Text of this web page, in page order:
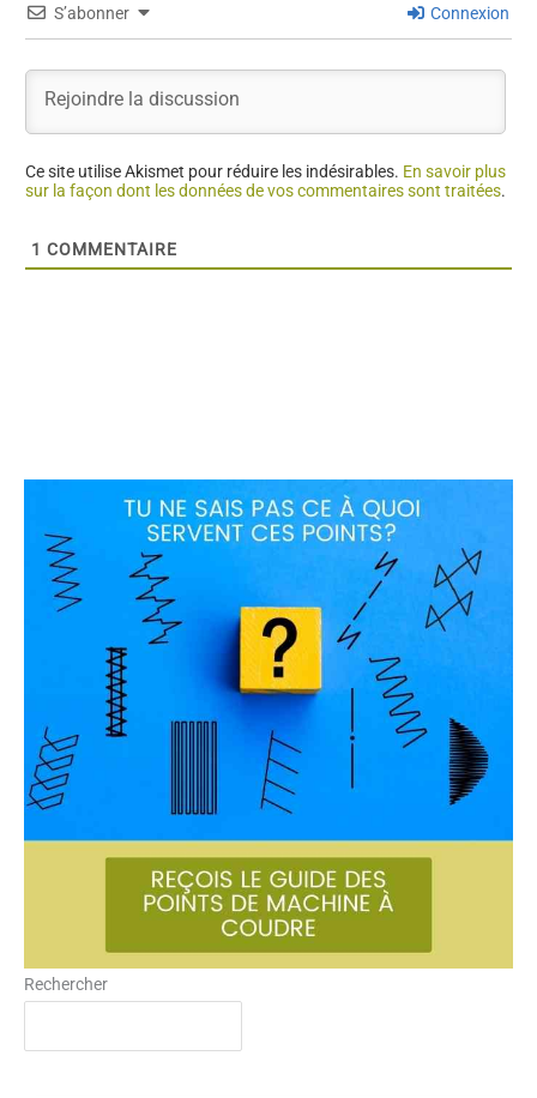
S’abonner Connexion
Ce site utilise Akismet pour réduire les indésirables. En savoir plus
sur la façon dont les données de vos commentaires sont traitées.
1 COMMENTAIRE
Rechercher